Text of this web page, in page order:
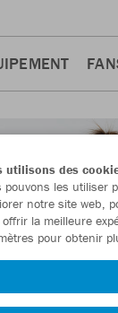
utilisons des
pouvons les utiliser
notre site web,
la meilleure
pour obtenir